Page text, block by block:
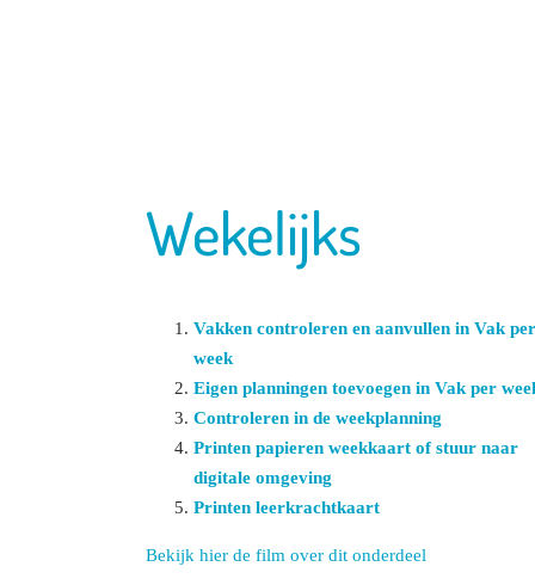
Wekelijks
Vakken controleren en aanvullen in Vak per
week
Eigen planningen toevoegen in Vak per
Controleren in de weekplanning
Printen papieren weekkaart of stuur naar
digitale omgeving
Printen leerkrachtkaart
Bekijk hier de film over dit onderdeel